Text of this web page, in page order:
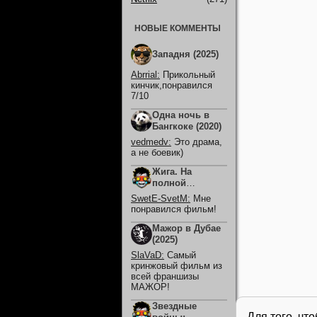
НОВЫЕ КОММЕНТЫ
Западня (2025)
Abrrial : Прикольный
кинчик,понравился
7/10
Одна ночь в
Бангкоке (2020)
vedmedv: Это драма,
а не боевик)
Жига. На
полной
скорости (2025)
SwetE-SvetM : Мне
понравился фильм!
Мажор в Дубае
(2025)
SlaVaD: Самый
кринжовый фильм из
всей франшизы
МАЖОР!
Звездные